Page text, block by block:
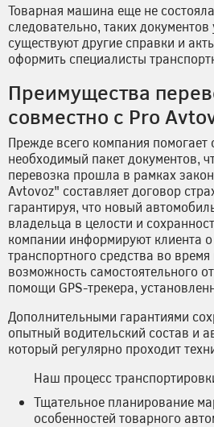
Товарная машина еще не
следовательно, таких документов
существуют другие справки и
оформить специалисты
Преимущества
совместно с Pro
Прежде всего компания помогает
необходимый пакет документов,
перевозка прошла в рамках
Avtovoz" составляет договор
гарантируя, что новый
владельца в целости и
компании информируют клиента
транспортного средства во
возможность самостоятельного
помощи GPS-трекера,
Дополнительными гарантиями
опытный водительский состав и
который регулярно проходит
Наш процесс
Тщательное планирование
особенностей товарного